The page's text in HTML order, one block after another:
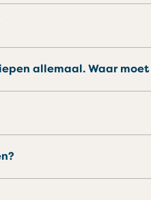
allemaal. Waar